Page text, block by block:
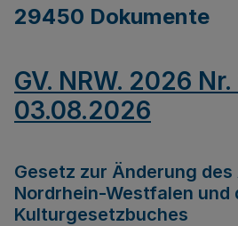
29450 Dokumente
GV. NRW. 2026
03.08.2026
Gesetz zur Änderung
Nordrhein-Westfalen und
Kulturgesetzbuches